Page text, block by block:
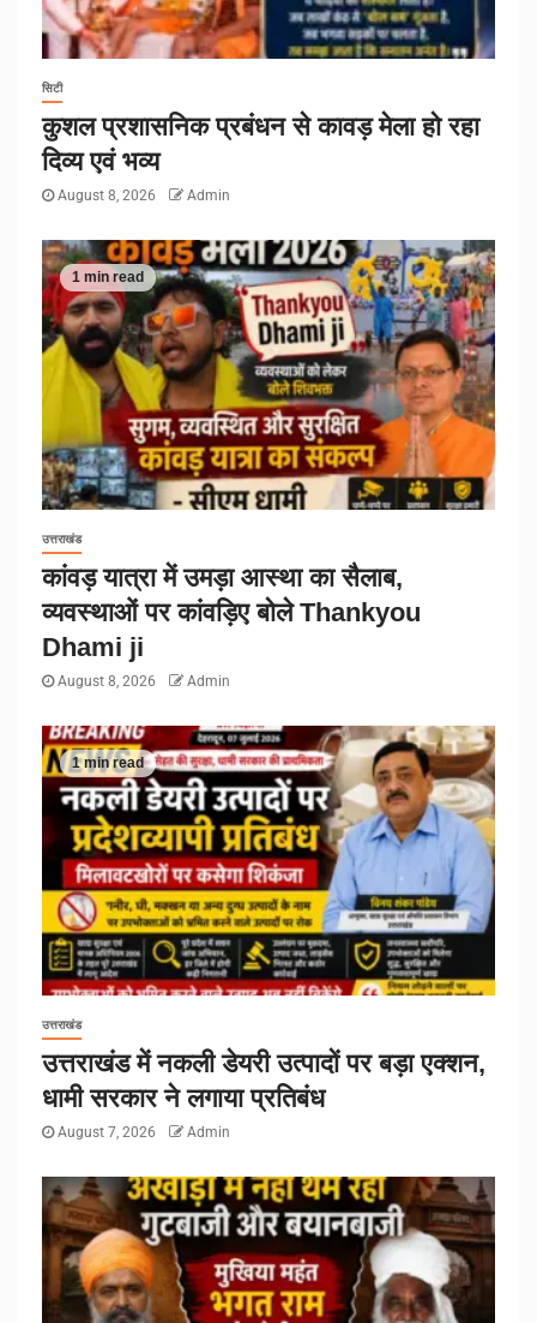
सिटी
कुशल प्रशासनिक प्रबंधन से कावड़ मेला हो रहा
दिव्य एवं भव्य
August 8, 2026 Admin
1 min read
उत्तराखंड
कांवड़ यात्रा में उमड़ा आस्था का सैलाब,
व्यवस्थाओं पर कांवड़िए बोले Thankyou
Dhami ji
August 8, 2026 Admin
1 min read
उत्तराखंड
उत्तराखंड में नकली डेयरी उत्पादों पर बड़ा एक्शन,
धामी सरकार ने लगाया प्रतिबंध
August 7, 2026 Admin